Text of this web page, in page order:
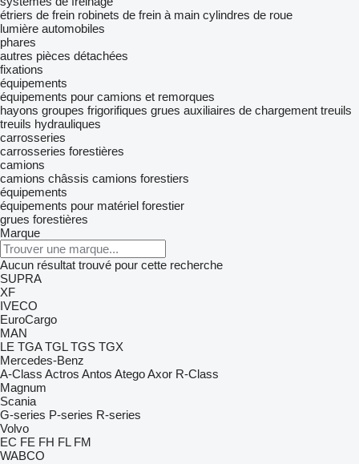
étriers de frein robinets de frein à main cylindres de roue
lumière automobiles
phares
autres pièces détachées
fixations
équipements
équipements pour camions et remorques
hayons groupes frigorifiques grues auxiliaires de chargement treuils
treuils hydrauliques
carrosseries
carrosseries forestières
camions
camions châssis camions forestiers
équipements
équipements pour matériel forestier
grues forestières
Marque
Aucun résultat trouvé pour cette recherche
SUPRA
XF
IVECO
EuroCargo
MAN
LE TGA TGL TGS TGX
Mercedes-Benz
A-Class Actros Antos AtegoAxor R-Class
Magnum
Scania
G-series P-series R-series
Volvo
EC FE FH FL FM
WABCO